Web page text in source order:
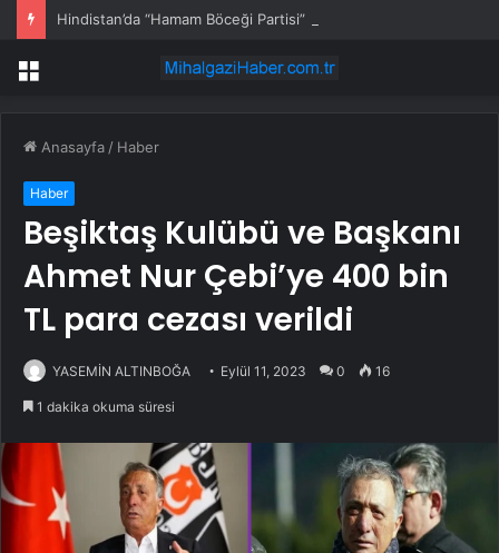
Menü
Anasayfa / Haber
Haber
Beşiktaş Kulübü ve Başkanı
Ahmet Nur Çebi’ye 400 bin
TL para cezası verildi
YASEMİN ALTINBOĞA Eylül 11, 2023 0 16
1 dakika okuma süresi